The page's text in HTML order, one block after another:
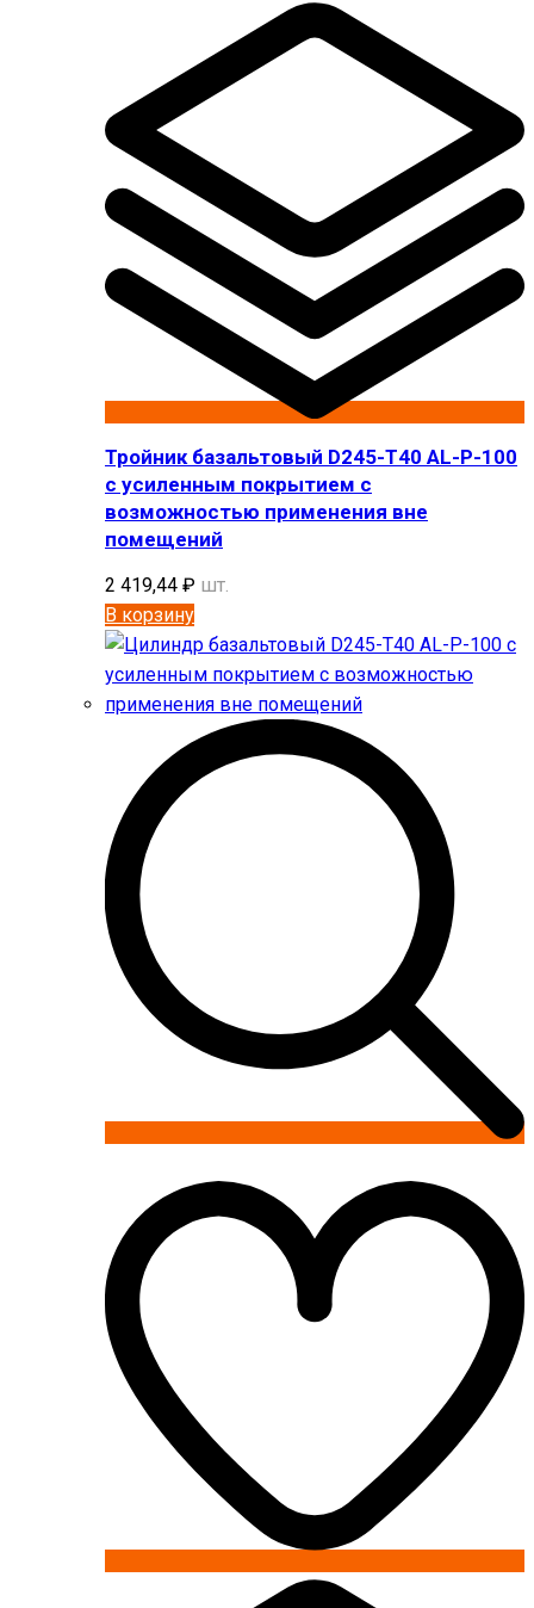
Тройник базальтовый D245-T40 AL-P-100
с усиленным покрытием с
возможностью применения вне
помещений
2 419,44 ₽ шт.
В корзину